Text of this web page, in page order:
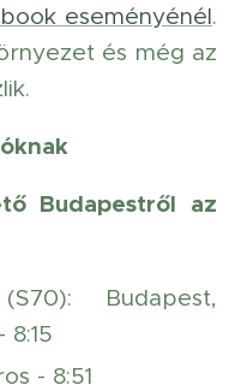
eseményénél.
és még az
Budapestről az
Budapest,
- 8:51